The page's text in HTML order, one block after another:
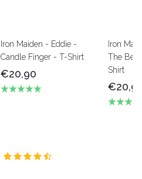
Iron Maiden - Eddie -
Candle Finger - T-Shirt
€20,90
Iron
The
Shirt